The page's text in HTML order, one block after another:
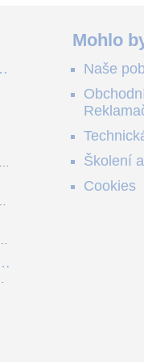
Mohlo
Naše
Školení
Cookies